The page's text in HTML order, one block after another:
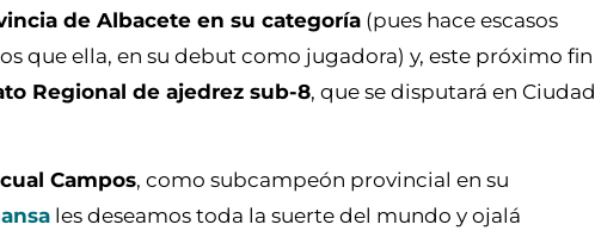
de Albacete en su categoría (pues hace escasos
que ella, en su debut como jugadora) y, este próximo fin
Regional de ajedrez sub-8, que se disputará en Ciudad
Campos, como subcampeón provincial en su
les deseamos toda la suerte del mundo y ojalá